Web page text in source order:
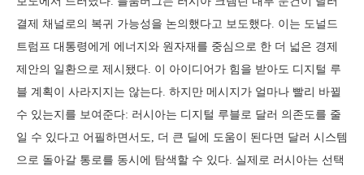
결제 채널로의 복귀 가능성을 논의했다고 보도했다. 이는 도널드
트럼프 대통령에게 에너지와 원자재를 중심으로 한 더 넓은 경제
제안의 일환으로 제시됐다. 이 아이디어가 힘을 받아도 디지털 루
블 계획이 사라지지는 않는다. 하지만 메시지가 얼마나 빨리 바뀔
수 있는지를 보여준다: 러시아는 디지털 루블로 달러 의존도를 줄
일 수 있다고 어필하면서도, 더 큰 딜에 도움이 된다면 달러 시스템
으로 돌아갈 통로를 동시에 탐색할 수 있다. 실제로 러시아는 선택